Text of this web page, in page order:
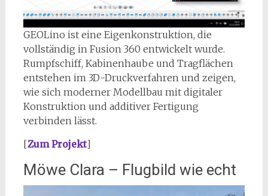
GEOLino ist eine Eigenkonstruktion, die
vollständig in Fusion 360 entwickelt wurde.
Rumpfschiff, Kabinenhaube und Tragflächen
entstehen im 3D-Druckverfahren und zeigen,
wie sich moderner Modellbau mit digitaler
Konstruktion und additiver Fertigung
verbinden lässt.
[Zum Projekt]
Möwe Clara – Flugbild wie echt